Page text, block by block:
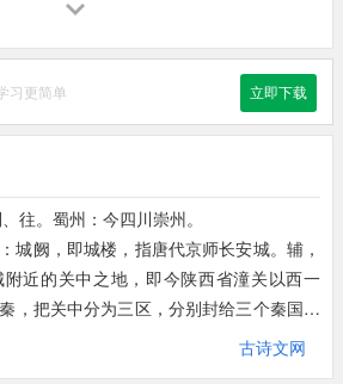
四海之内不觉遥远。即便在天涯
一样。
儿女情长，泪洒衣裳。
习更简单 立即下载
往。蜀州：今四川崇州。
城阙，即城楼，指唐代京师长安城。辅，
近的关中之地，即今陕西省潼关以西一
，把关中分为三区，分别封给三个秦国的
是倒装句，意思是京师长安三秦作保护。
古诗文网